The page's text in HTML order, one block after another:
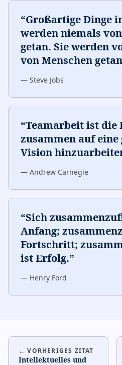
“Großartige Dinge
werden niemals
getan. Sie werden
von Menschen
— Steve Jobs
“Teamarbeit ist die
zusammen auf eine
Vision
— Andrew Carnegie
“Sich
Anfang;
Fortschritt;
ist Erfolg.”
— Henry Ford
← VORHERIGES ZITAT
Intellektuelles und